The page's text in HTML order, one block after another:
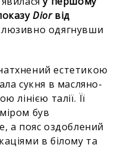
Diorвід
одягнувши
естетикою
сукня в масляно-
лінією талії. Її
був
а пояс оздоблений
в білому та